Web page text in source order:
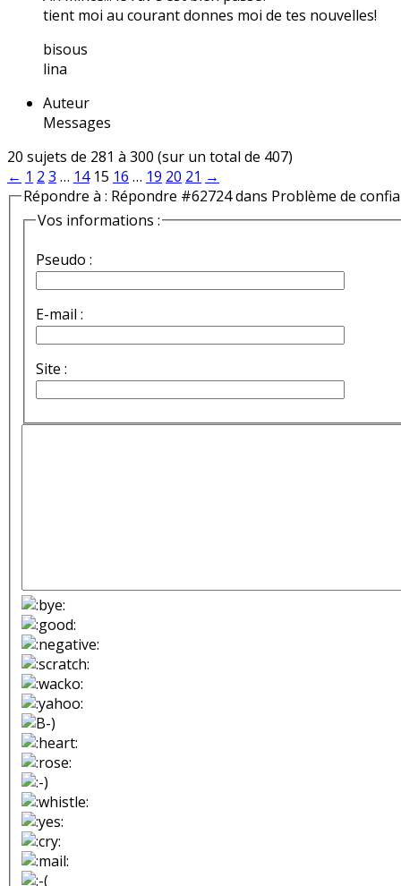
tient moi au courant donnes moi de tes nouvelles!
bisous
lina
Auteur
Messages
20 sujets de 281 à 300 (sur un total de 407)
← 1 2 3 … 14 15 16 … 19 20 21 →
Répondre à : Répondre #62724 dans Problème de
Vos informations :
Pseudo :
E-mail :
Site :